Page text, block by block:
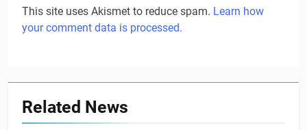
This site uses Akismet to reduce spam. Learn how
your comment data is processed.
Related News